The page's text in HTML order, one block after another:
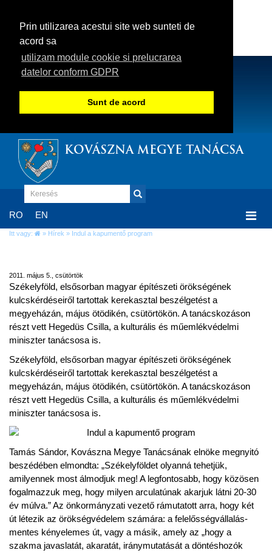
Prin utilizarea acestui site web sunteti de
acord sa
utilizam module cookie si prelucrarea
datelor conform GDPR
Sunt de acord
KOVÁSZNA MEGYE TANÁCSA
RO EN
Itt vagy: » Hírek » Indul a kapumentő program
2011. május 5., csütörtök
Székelyföld, elsősorban magyar építészeti örökségének
kulcskérdéseiről tartottak kerekasztal beszélgetést a
megyeházán, május ötödikén, csütörtökön. A tanácskozáson
részt vett Hegedüs Csilla, a kulturális és műemlékvédelmi
miniszter tanácsosa is.
Székelyföld, elsősorban magyar építészeti örökségének
kulcskérdéseiről tartottak kerekasztal beszélgetést a
megyeházán, május ötödikén, csütörtökön. A tanácskozáson
részt vett Hegedüs Csilla, a kulturális és műemlékvédelmi
miniszter tanácsosa is.
Tamás Sándor, Kovászna Megye Tanácsának elnöke megnyitó
beszédében elmondta: „Székelyföldet olyanná tehetjük,
amilyennek most álmodjuk meg! A legfontosabb, hogy közösen
fogalmazzuk meg, hogy milyen arculatúnak akarjuk látni 20-30
év múlva.” Az önkormányzati vezető rámutatott arra, hogy két
út létezik az örökségvédelem számára: a felelősségvállalás-
mentes kényelemes út, vagy a másik, amely az „hogy a
szakma javaslatát, akaratát, iránymutatását a döntéshozók